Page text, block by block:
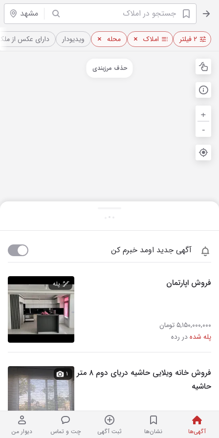
مشهد
آگهی‌ها نشان‌ها ثبت آگهی چت و تماس دیوار من
۲ فیلتر املاک محله ویدیو‌دار دارای عکس از
+
-
حذف مرزبندی
آگهی جدید اومد خبرم کن
فروش اپارتمان
۵,۱۵۰,۰۰۰,۰۰۰ تومان
پله شدهدر رده
پله
فروش خانه ویلایی حاشیه دریای دوم ۸ متر
حاشیه
۱۸,۰۰۰,۰۰۰,۰۰۰ تومان
نردبان شده
۱